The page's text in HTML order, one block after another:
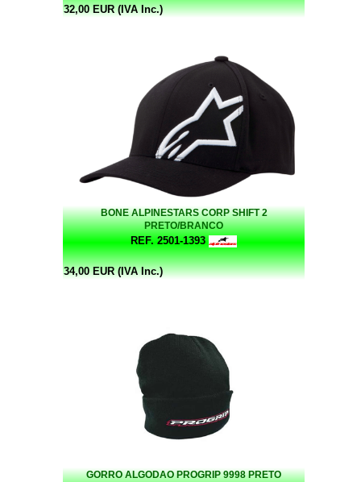
32,00 EUR (IVA Inc.)
BONE ALPINESTARS CORP SHIFT 2
PRETO/BRANCO
REF. 2501-1393
34,00 EUR (IVA Inc.)
GORRO ALGODAO PROGRIP 9998 PRETO